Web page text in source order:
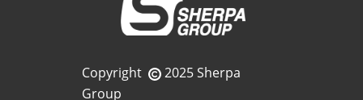
Copyright
2025 Sherpa
Group